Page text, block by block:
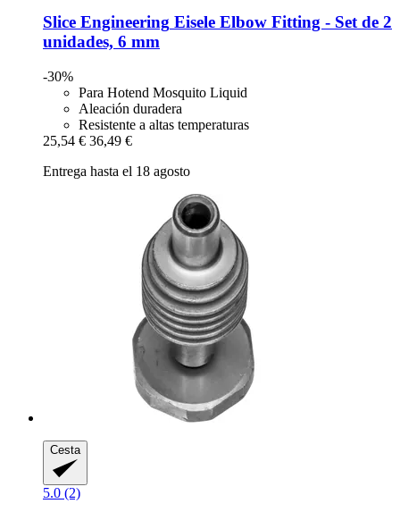
Slice Engineering Eisele Elbow Fitting -​ Set de 2
unidades, 6 mm
-30%
Para Hotend Mosquito Liquid
Aleación duradera
Resistente a altas temperaturas
25,54 € 36,49 €
Entrega hasta el 18 agosto
Cesta
5.0 (2)